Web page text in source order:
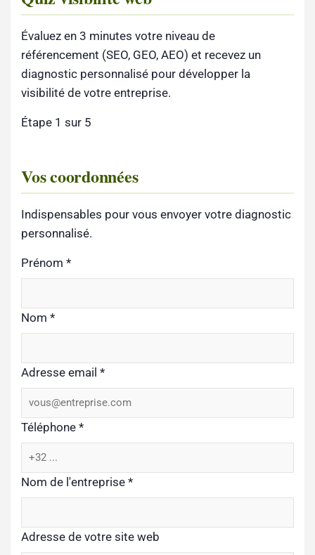
Évaluez en 3 minutes votre niveau de
référencement (SEO, GEO, AEO) et recevez un
diagnostic personnalisé pour développer la
visibilité de votre entreprise.
Étape 1 sur 5
Vos coordonnées
Indispensables pour vous envoyer votre diagnostic
personnalisé.
Prénom *
Nom *
Adresse email *
Téléphone *
Nom de l'entreprise *
Adresse de votre site web